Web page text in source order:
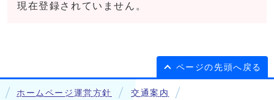
現在登録されていません。
ページの先頭へ戻る
ホームページ運営方針 交通案内